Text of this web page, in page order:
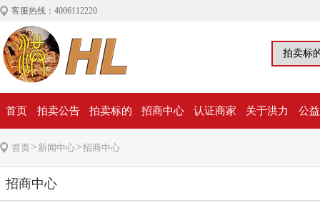
客服热线：4006112220
首页 拍卖公告 拍卖标的 招商中心 认证商家 关于洪力 公
首页> 新闻中心>招商中心
招商中心